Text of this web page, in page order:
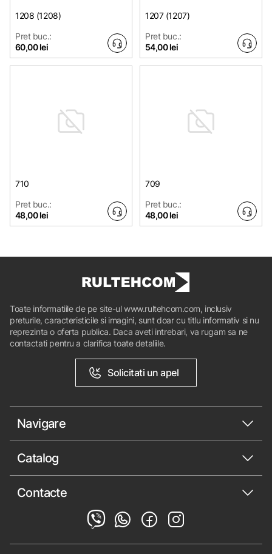
1208 (1208)
Pret buc.:
60,00 lei
1207 (1207)
Pret buc.:
54,00 lei
710
Pret buc.:
48,00 lei
709
Pret buc.:
48,00 lei
Toate informatiile de pe site-ul www.rultehcom.com, inclusiv
preturile, caracteristicile si imagini, sunt doar cu titlu informativ si nu
reprezinta o oferta publica. Daca aveti intrebari, va rugam sa ne
contactati pentru a clarifica toate detaliile.
Solicitati un apel
Navigare
Catalog
Contacte